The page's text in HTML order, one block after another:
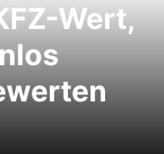
Wert,